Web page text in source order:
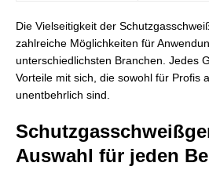
Die Vielseitigkeit der
zahlreiche Möglichkeiten für
unterschiedlichsten Branchen. Jedes
Vorteile mit sich, die sowohl für Profis
unentbehrlich sind.
Auswahl für jeden